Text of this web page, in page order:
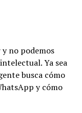
no podemos
Ya sea
busca cómo
y cómo